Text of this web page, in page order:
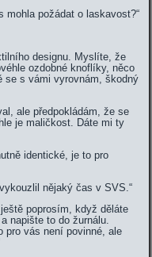
mohla požádat o laskavost?“
designu. Myslíte, že
ozdobné knoflíky, něco
se s vámi vyrovnám, škodný
ale předpokládám, že se
je maličkost. Dáte mi ty
identické, je to pro
nějaký čas v SVS.“
poprosím, když děláte
napište to do žurnálu.
pro vás není povinné, ale